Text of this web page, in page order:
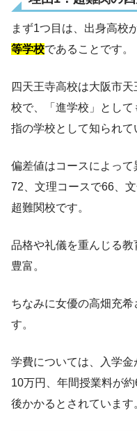
まず1つ目は、出身高校
等学校であることです。
四天王寺高校は大阪市
校で、「進学校」とし
指の学校として知られて
偏差値はコースによっ
72、文理コースで66、
超難関校です。
品格や礼儀を重んじる
豊富。
ちなみに女優の高畑充
す。
学費については、入学
10万円、年間授業料が
後かかるとされています